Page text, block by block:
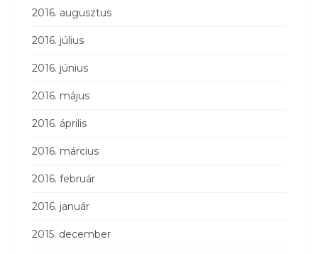
2016. augusztus
2016. július
2016. június
2016. május
2016. április
2016. március
2016. február
2016. január
2015. december